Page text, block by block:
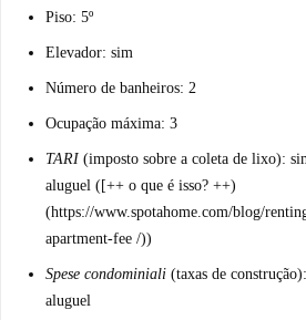
Piso: 5º
Elevador: sim
Número de banheiros: 2
Ocupação máxima: 3
TARI (imposto sobre a coleta de lixo):
aluguel ([++ o que é isso? ++)
(https://www.spotahome.com/blog/
apartment-fee /))
Spese condominiali (taxas de
aluguel